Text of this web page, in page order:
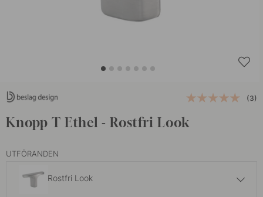
(3)
Knopp T Ethel - Rostfri Look
UTFÖRANDEN
Rostfri Look